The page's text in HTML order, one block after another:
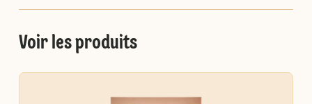
Voir les produits